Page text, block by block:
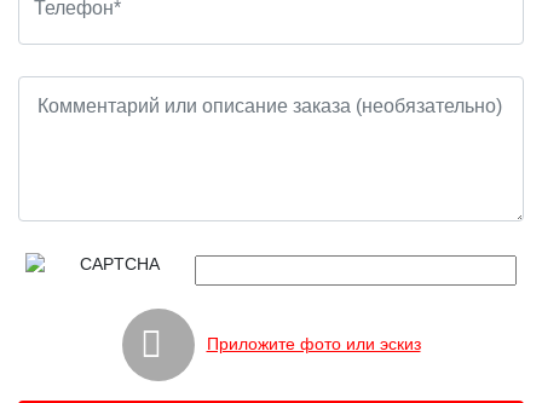
Приложите фото или эскиз